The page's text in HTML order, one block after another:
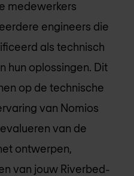
medewerkers
engineers die
als technisch
hun oplossingen. Dit
op de technische
van Nomios
van de
ontwerpen,
van jouw Riverbed-